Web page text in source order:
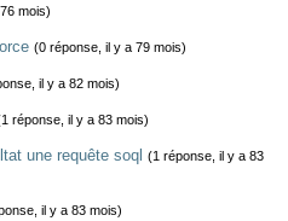
mois)
(0 réponse, il y a 79 mois)
il y a 82 mois)
réponse, il y a 83 mois)
une requête soql (1 réponse, il y a 83
il y a 83 mois)